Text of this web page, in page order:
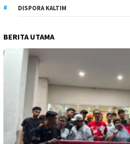
DISPORA KALTIM
BERITA UTAMA